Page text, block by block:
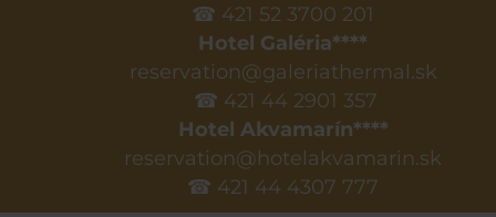
☎ 421 52 3700 201
Hotel Galéria****
reservation@galeriathermal.sk
☎ 421 44 2901 357
Hotel Akvamarín****
reservation@hotelakvamarin.sk
☎ 421 44 4307 777